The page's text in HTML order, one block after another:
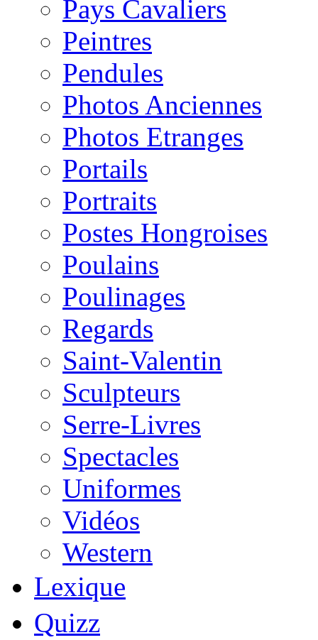
Pays Cavaliers
Peintres
Pendules
Photos Anciennes
Photos Etranges
Portails
Portraits
Postes Hongroises
Poulains
Poulinages
Regards
Saint-Valentin
Sculpteurs
Serre-Livres
Spectacles
Uniformes
Vidéos
Western
Lexique
Quizz